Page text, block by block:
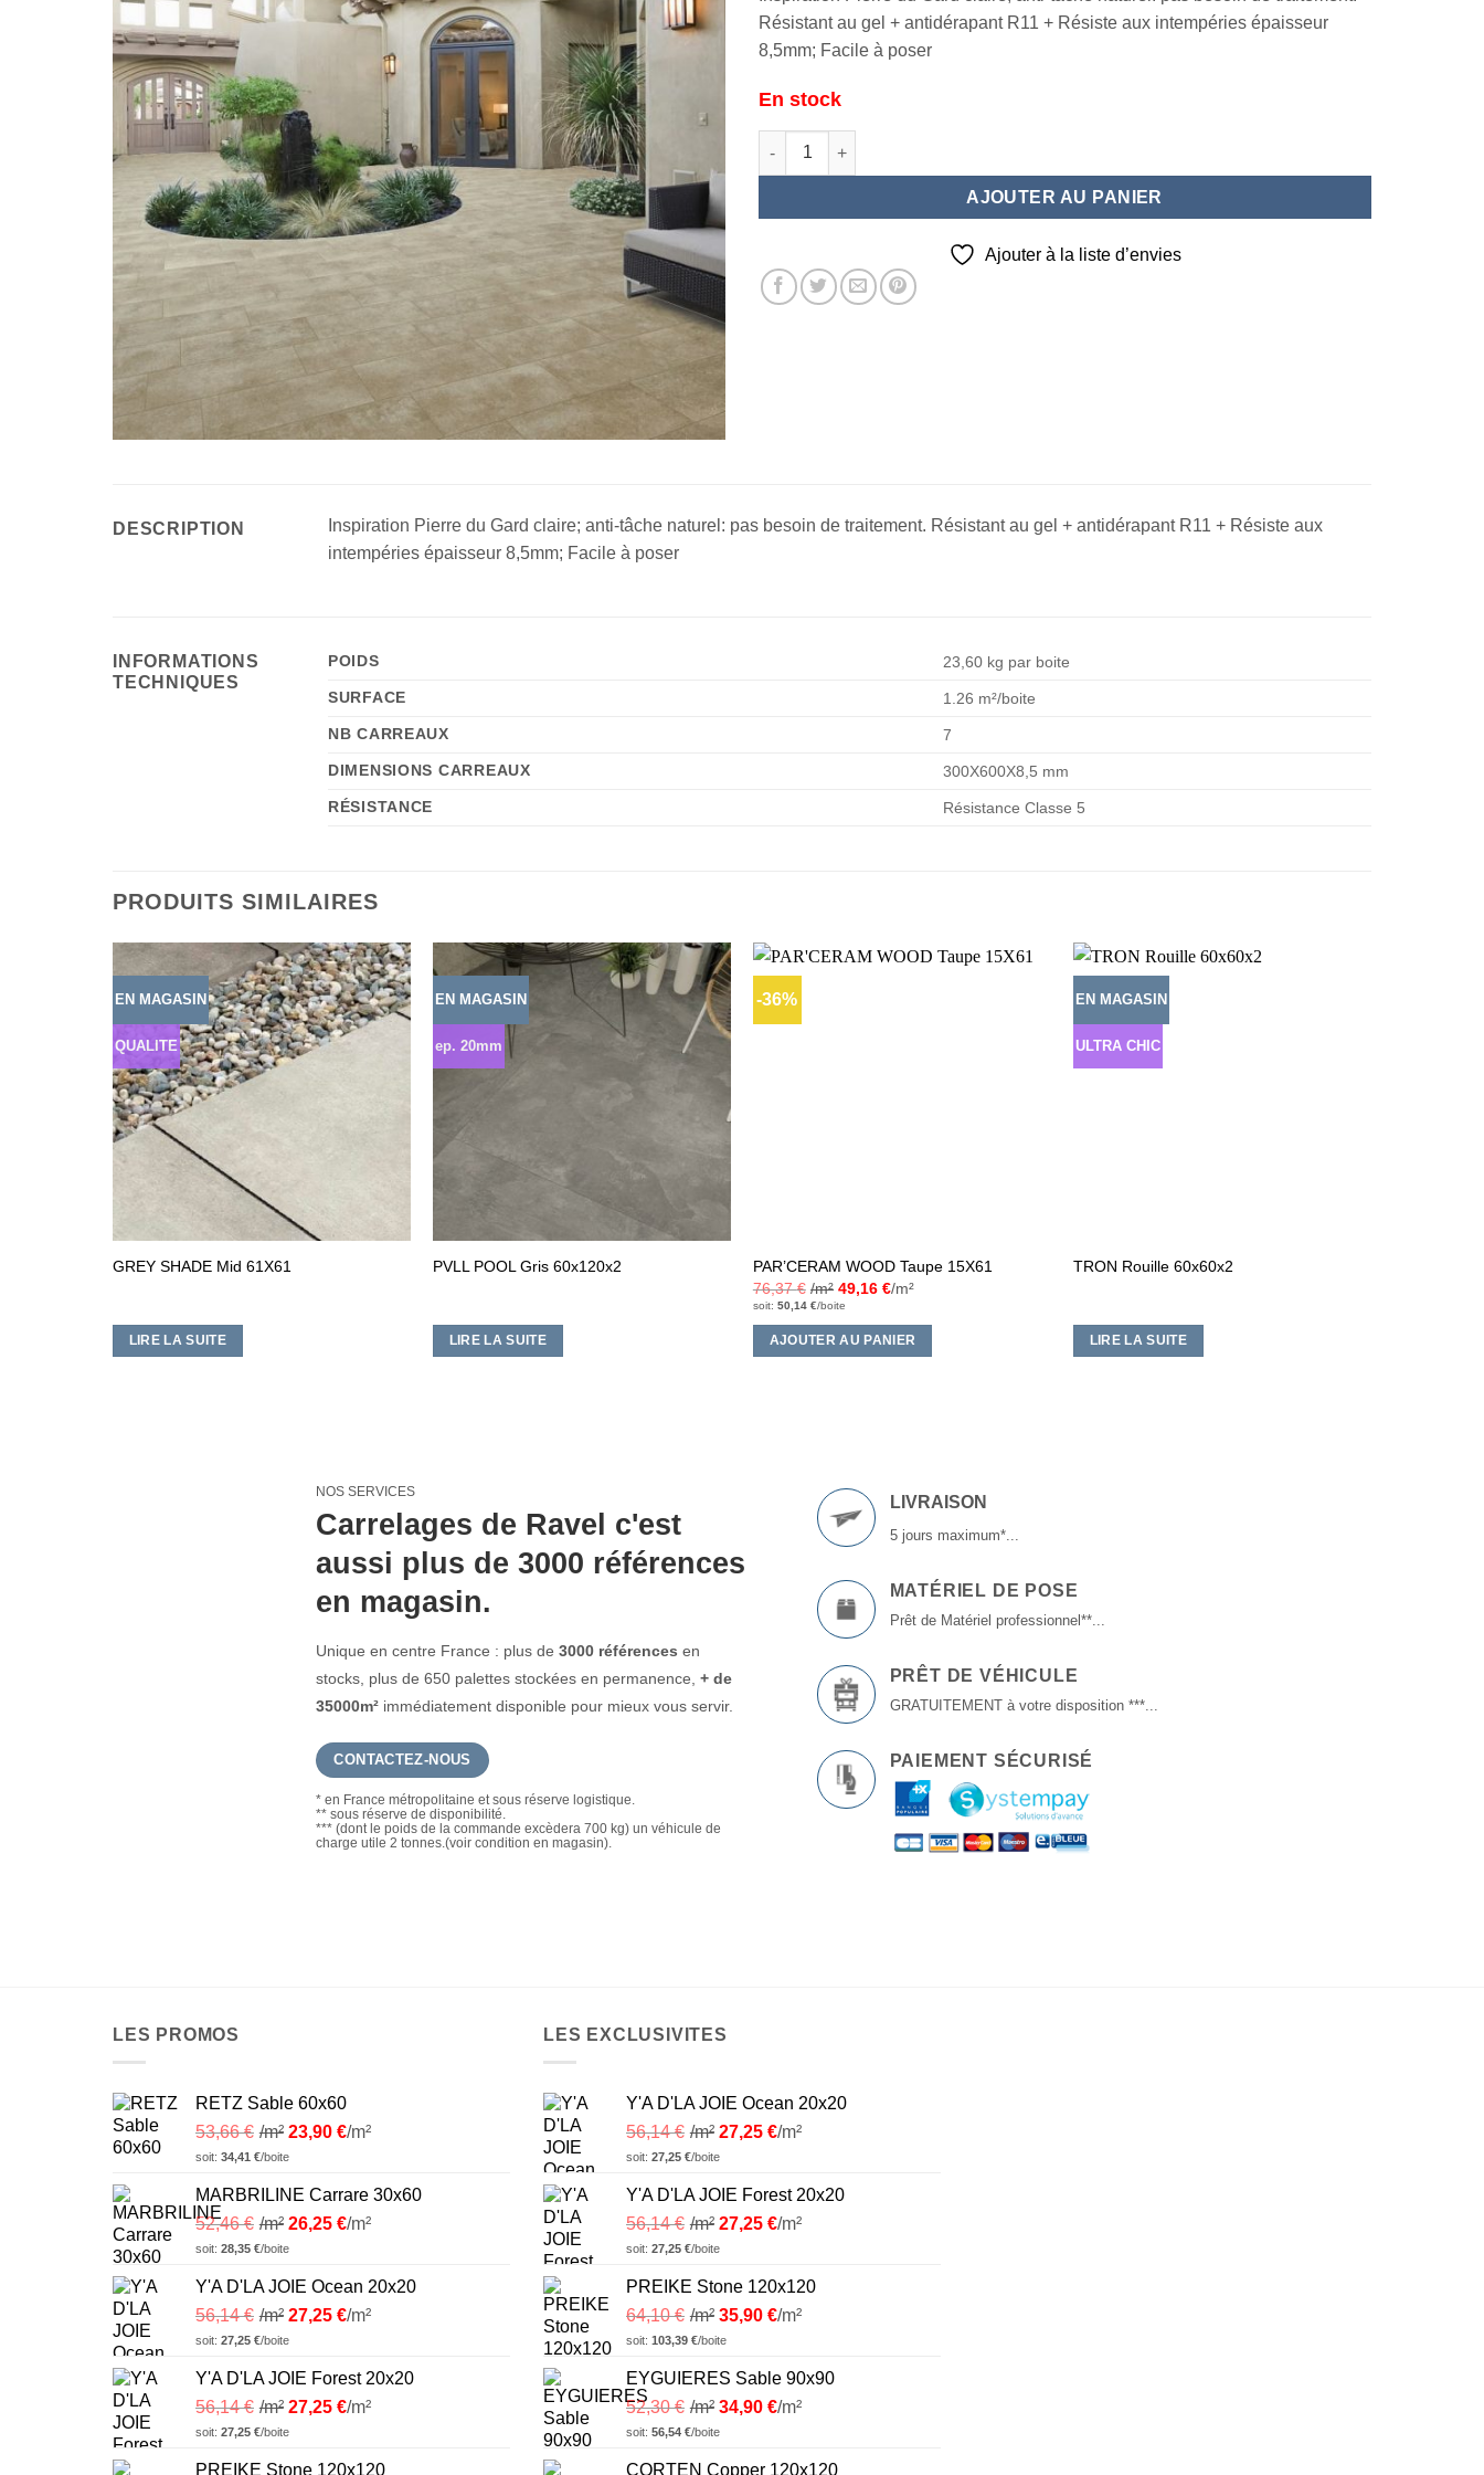
Résistant au gel + antidérapant R11 + Résiste aux intempéries épaisseur
8,5mm; Facile à poser
En stock
quantité de HIMPERIAL GRIP 30X60
AJOUTER AU PANIER
Ajouter à la liste d’envies
DESCRIPTION
Inspiration Pierre du Gard claire; anti-tâche naturel: pas besoin de traitement. Résistant au gel + antidérapant R11 + Résiste aux
intempéries épaisseur 8,5mm; Facile à poser
INFORMATIONS
TECHNIQUES
POIDS
23,60 kg par boite
SURFACE
1.26 m²/boite
NB CARREAUX
7
DIMENSIONS CARREAUX
300X600X8,5 mm
RÉSISTANCE
Résistance Classe 5
PRODUITS SIMILAIRES
EN MAGASIN
QUALITE
Ajouter
à la liste
d’envies
GREY SHADE Mid 61X61
LIRE LA SUITE
EN MAGASIN
ep. 20mm
Ajouter
à la liste
d’envies
PVLL POOL Gris 60x120x2
LIRE LA SUITE
-36%
PAR’CERAM WOOD Taupe 15X61
76,37€ /m² 49,16€/m²
soit: 50,14 €/boite
AJOUTER AU PANIER
EN MAGASIN
ULTRA CHIC
TRON Rouille 60x60x2
LIRE LA SUITE
NOS SERVICES
Carrelages de Ravel c'est
aussi plus de 3000 références
en magasin.
Unique en centre France : plus de3000 références en
stocks, plus de 650 palettes stockées en permanence,+ de
35000m² immédiatement disponible pour mieux vous servir.
CONTACTEZ-NOUS
* en France métropolitaine et sous réserve logistique.
** sous réserve de disponibilité.
*** (dont le poids de la commande excèdera 700 kg) un véhicule de
charge utile 2 tonnes.(voir condition en magasin).
LIVRAISON
5 jours maximum*...
MATÉRIEL DE POSE
Prêt de Matériel professionnel**...
PRÊT DE VÉHICULE
GRATUITEMENT à votre disposition ***...
PAIEMENT SÉCURISÉ
LES PROMOS
RETZ Sable 60x60
53,66€ /m² 23,90 €/m²
soit: 34,41 €/boite
MARBRILINE Carrare 30x60
52,46€ /m² 26,25 €/m²
soit: 28,35 €/boite
Y'A D'LA JOIE Ocean 20x20
56,14€ /m² 27,25 €/m²
soit: 27,25 €/boite
Y'A D'LA JOIE Forest 20x20
56,14€ /m² 27,25 €/m²
soit: 27,25 €/boite
PREIKE Stone 120x120
LES EXCLUSIVITES
Y'A D'LA JOIE Ocean 20x20
56,14€ /m² 27,25 €/m²
soit: 27,25 €/boite
Y'A D'LA JOIE Forest 20x20
56,14€ /m² 27,25 €/m²
soit: 27,25 €/boite
PREIKE Stone 120x120
64,10€ /m² 35,90 €/m²
soit: 103,39 €/boite
EYGUIERES Sable 90x90
52,30€ /m² 34,90 €/m²
soit: 56,54 €/boite
CORTEN Copper 120x120